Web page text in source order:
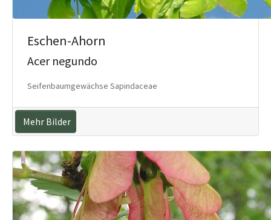
Eschen-Ahorn
Acer negundo
Seifenbaumgewächse Sapindaceae
Mehr Bilder